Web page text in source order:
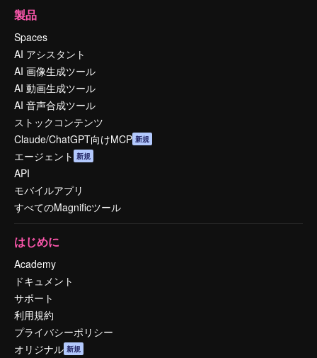
製品
Spaces
AI アシスタント
AI 画像生成ツール
AI 動画生成ツール
AI 音声合成ツール
ストックコンテンツ
Claude/ChatGPT向けMCP 新規
エージェント 新規
API
モバイルアプリ
すべてのMagnificツール
はじめに
Academy
ドキュメント
サポート
利用規約
プライバシーポリシー
オリジナル 新規